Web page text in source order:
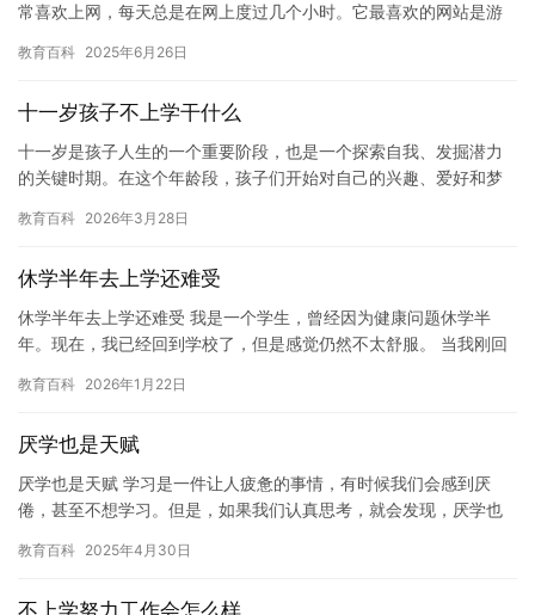
常喜欢上网，每天总是在网上度过几个小时。它最喜欢的网站是游
道…
教育百科 2025年6月26日
十一岁孩子不上学干什么
十一岁是孩子人生的一个重要阶段，也是一个探索自我、发掘潜力
的关键时期。在这个年龄段，孩子们开始对自己的兴趣、爱好和梦
时候…
教育百科 2026年3月28日
休学半年去上学还难受
休学半年去上学还难受 我是一个学生，曾经因为健康问题休学半
年。现在，我已经回到学校了，但是感觉仍然不太舒服。 当我刚回
体感…
教育百科 2026年1月22日
厌学也是天赋
厌学也是天赋 学习是一件让人疲惫的事情，有时候我们会感到厌
倦，甚至不想学习。但是，如果我们认真思考，就会发现，厌学也
义。但…
教育百科 2025年4月30日